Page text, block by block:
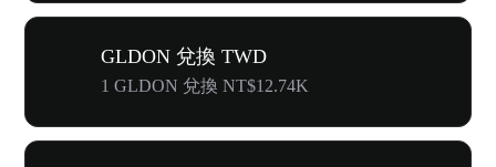
GLDON 兌換 TWD
1 GLDON 兌換 NT$12.74K